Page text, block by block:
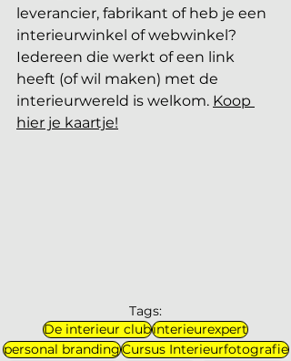
leverancier, fabrikant of heb je een
interieurwinkel of webwinkel?
Iedereen die werkt of een link
heeft (of wil maken) met de
interieurwereld is welkom. Koop
hier je kaartje!
Tags:
De interieur clubinterieurexpert
personal brandingCursus Interieurfotografie